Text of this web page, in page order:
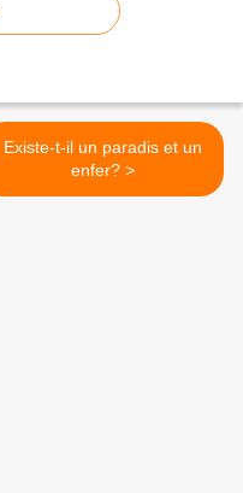
Existe-t-il un paradis et un
enfer? >